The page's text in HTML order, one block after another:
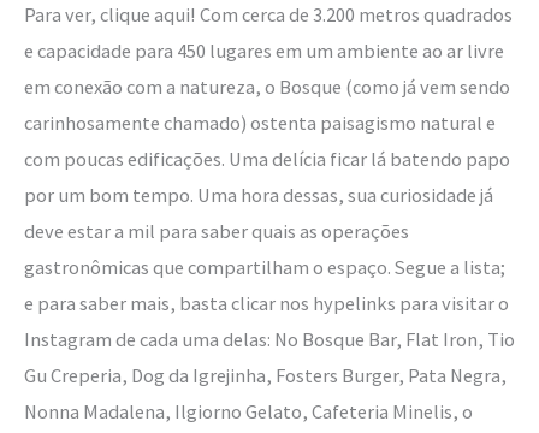
Para ver, clique aqui! Com cerca de 3.200 metros quadrados
e capacidade para 450 lugares em um ambiente ao ar livre
em conexão com a natureza, o Bosque (como já vem sendo
carinhosamente chamado) ostenta paisagismo natural e
com poucas edificações. Uma delícia ficar lá batendo papo
por um bom tempo. Uma hora dessas, sua curiosidade já
deve estar a mil para saber quais as operações
gastronômicas que compartilham o espaço. Segue a lista;
e para saber mais, basta clicar nos hypelinks para visitar o
Instagram de cada uma delas: No Bosque Bar, Flat Iron, Tio
Gu Creperia, Dog da Igrejinha, Fosters Burger, Pata Negra,
Nonna Madalena, Ilgiorno Gelato, Cafeteria Minelis, o